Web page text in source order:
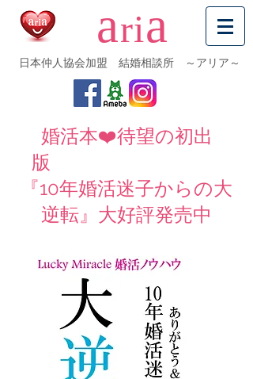
aria
日本仲人協会加盟 結婚相談所 ～アリア～
婚活本❤️待望の初出
版
『10年婚活迷子からの大
逆転』大好評発売中